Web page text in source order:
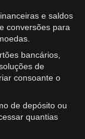
e saldos
conversões para
bancários,
de
consoante o
de depósito ou
quantias